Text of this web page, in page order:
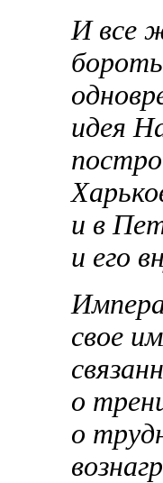
И все
идея
и в
и его
свое
о
о